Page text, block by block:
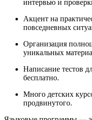
интервью и
Акцент на
повседневных
Организация
уникальных
Написание тестов
бесплатно.
Много детских
продвинутого.